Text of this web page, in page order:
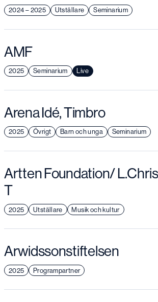
2024 – 2025 Utställare Seminarium
AMF
2025 Seminarium Live
Arena Idé, Timbro
2025 Seminarium
Övrigt Barn och unga
Artten Foundation/
T
2025 Utställare Musik och kultur
Arwidssonstiftelsen
2025 Programpartner